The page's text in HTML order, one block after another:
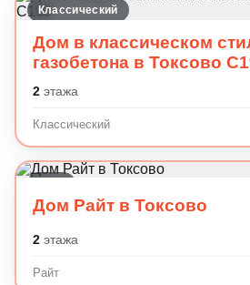
Классический
Дом в классическом
газобетона в Токсово
2этажа
Классический
Дом Райт в Токсово
2этажа
Райт